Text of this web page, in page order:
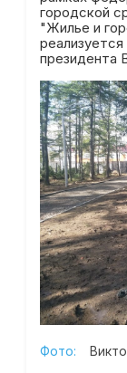
городской
"Жилье и
президента
Фото: